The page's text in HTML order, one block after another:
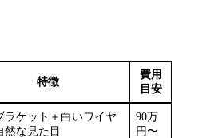
特徴
費用
目安
ラケット＋白いワイヤ
然な見た目
90万
円〜